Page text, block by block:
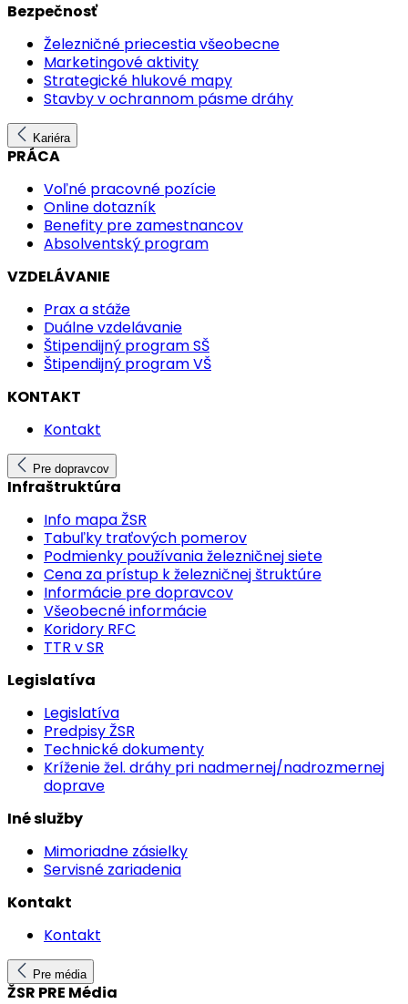
Bezpečnosť
Železničné priecestia všeobecne
Marketingové aktivity
Strategické hlukové mapy
Stavby v ochrannom pásme dráhy
Kariéra
PRÁCA
Voľné pracovné pozície
Online dotazník
Benefity pre zamestnancov
Absolventský program
VZDELÁVANIE
Prax a stáže
Duálne vzdelávanie
Štipendijný program SŠ
Štipendijný program VŠ
KONTAKT
Kontakt
Pre dopravcov
Infraštruktúra
Info mapa ŽSR
Tabuľky traťových pomerov
Podmienky používania železničnej siete
Cena za prístup k železničnej štruktúre
Informácie pre dopravcov
Všeobecné informácie
Koridory RFC
TTR v SR
Legislatíva
Legislatíva
Predpisy ŽSR
Technické dokumenty
Kríženie žel. dráhy pri nadmernej/nadrozmernej
doprave
Iné služby
Mimoriadne zásielky
Servisné zariadenia
Kontakt
Kontakt
Pre média
ŽSR PRE Média